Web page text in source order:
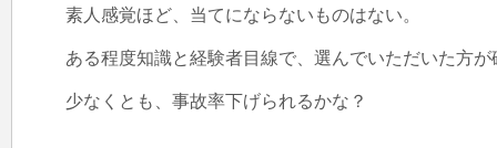
素人感覚ほど、当てにならないものはない。
ある程度知識と経験者目線で、選んでいただいた方が
少なくとも、事故率下げられるかな？